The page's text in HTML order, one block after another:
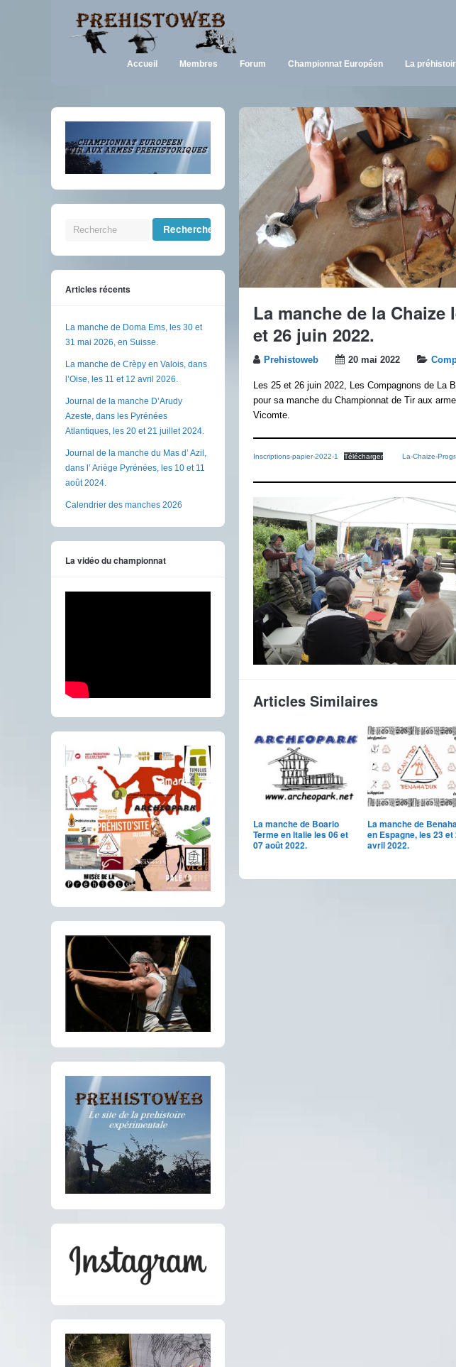
Accueil Membres Forum Championnat Européen La
La manche de la Chaize
et 26 juin 2022.
Prehistoweb 20 mai 2022
Les 25 et 26 juin 2022, Les Compagnons de La
pour sa manche du Championnat de Tir aux
Vicomte.
Inscriptions-papier-2022-1 Télécharger La-Chaize-
Articles Similaires
La manche de Boario
Terme en Italie les 06 et
07 août 2022.
La manche de
en Espagne, les 23 et
avril 2022.
Articles récents
La manche de Doma Ems, les 30 et
31 mai 2026, en Suisse.
La manche de Crèpy en Valois, dans
l’Oise, les 11 et 12 avril 2026.
Journal de la manche D’Arudy
Azeste, dans les Pyrénées
Atlantiques, les 20 et 21 juillet 2024.
Journal de la manche du Mas d’ Azil,
dans l’ Ariège Pyrénées, les 10 et 11
août 2024.
Calendrier des manches 2026
La vidéo du championnat